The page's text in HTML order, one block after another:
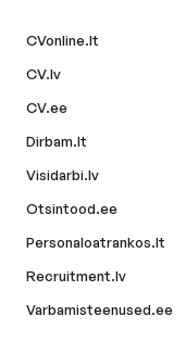
CVonline.lt
CV.lv
CV.ee
Dirbam.lt
Visidarbi.lv
Otsintood.ee
Personaloatrankos.lt
Recruitment.lv
Varbamisteenused.ee